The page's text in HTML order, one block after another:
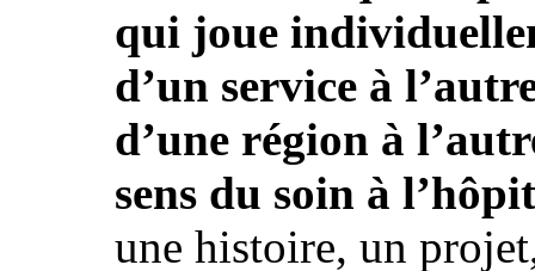
qui joue
d’un service à
d’une région à
sens du soin à
une histoire, un